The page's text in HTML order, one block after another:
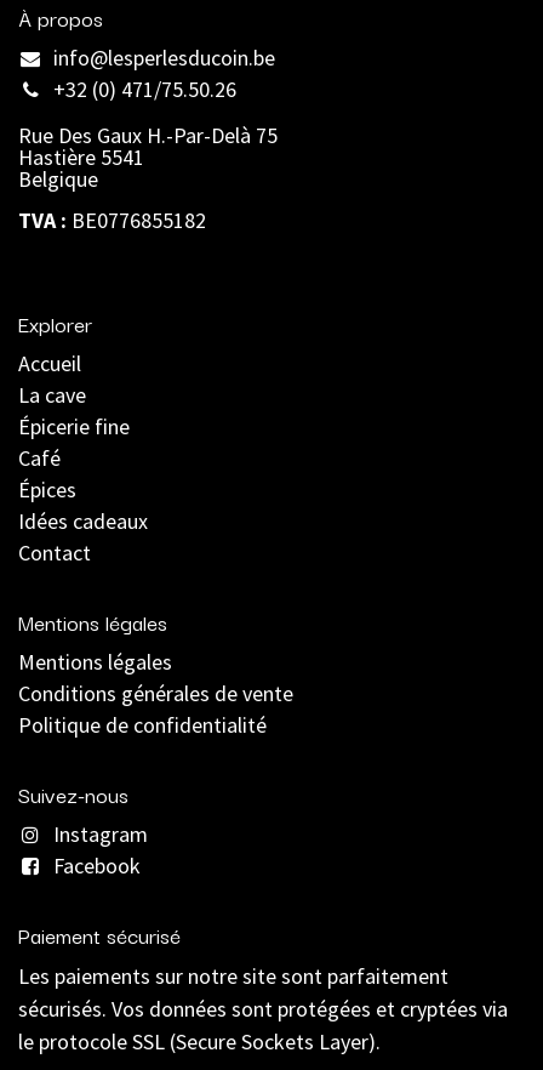
À propos
info@lesperlesducoin.be​
+32 (0) 471/75.50.26
Rue Des Gaux H.-Par-Delà 75
Hastière 5541
Belgique
TVA : BE0776855182
Explorer
Accueil
La cave
Épicerie fine
Café
Épices
Idées cadeaux
Contact
Mentions légales
Mentions légales
Conditions générales de vente
Politique de confidentialité
Suivez-nous
Instagram
Facebook
Paiement sécurisé
Les paiements sur notre site sont parfaitement
sécurisés. Vos données sont protégées et cryptées via
le protocole SSL (Secure Sockets Layer).